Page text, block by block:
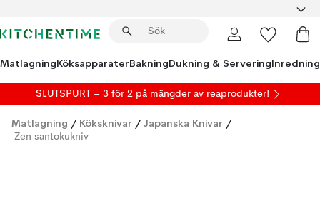
MatlagningKöksapparaterBakningDukning & ServeringInredning
SLUTSPURT – 3 för 2 på mängder av reaprodukter!
Matlagning / Köksknivar / Japanska Knivar /
Zen santokukniv